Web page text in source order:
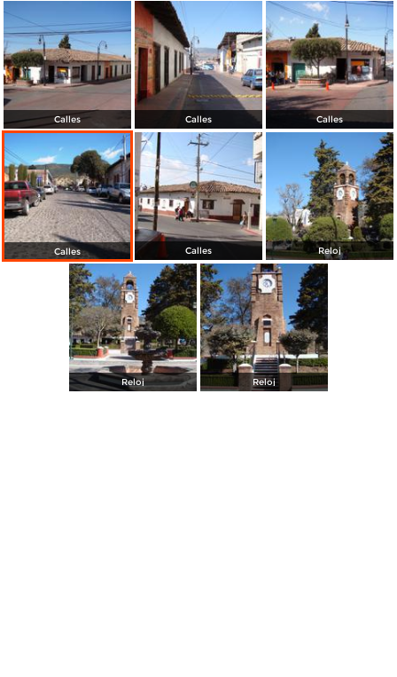
Calles Calles Calles
Calles Calles Reloj
Reloj Reloj